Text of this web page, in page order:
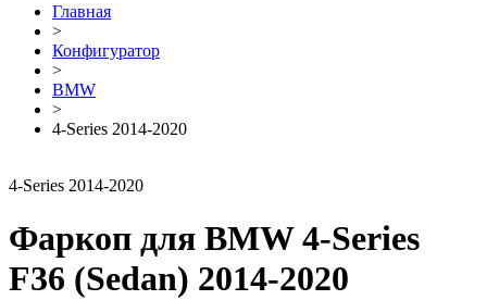
Главная
>
Конфигуратор
>
BMW
>
4-Series 2014-2020
4-Series 2014-2020
Фаркоп для BMW 4-Series
F36 (Sedan) 2014-2020